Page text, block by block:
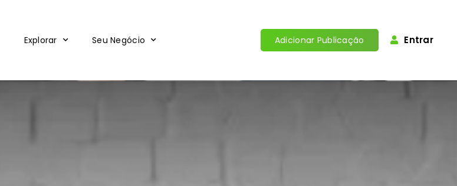
Explorar Seu Negócio Adicionar Publicação Entrar